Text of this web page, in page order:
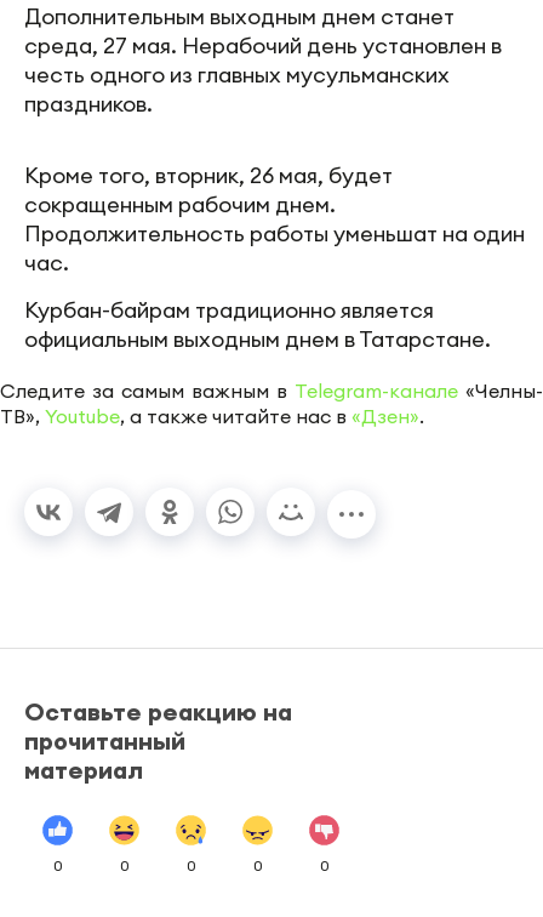
Дополнительным выходным днем станет
среда, 27 мая. Нерабочий день установлен в
честь одного из главных мусульманских
праздников.
Кроме того, вторник, 26 мая, будет
сокращенным рабочим днем.
Продолжительность работы уменьшат на один
час.
Курбан-байрам традиционно является
официальным выходным днем в Татарстане.
Следите за самым важным в Telegram-канале «Челны-
ТВ», Youtube, а также читайте нас в «Дзен».
Оставьте реакцию на
прочитанный
материал
0 0 0 0 0